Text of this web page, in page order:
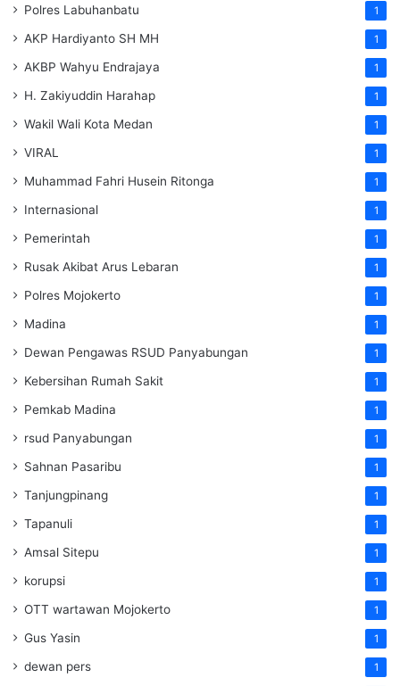
Polres Labuhanbatu 1
AKP Hardiyanto SH MH 1
AKBP Wahyu Endrajaya 1
H. Zakiyuddin Harahap 1
Wakil Wali Kota Medan 1
VIRAL 1
Muhammad Fahri Husein Ritonga 1
Internasional 1
Pemerintah 1
Rusak Akibat Arus Lebaran 1
Polres Mojokerto 1
Madina 1
Dewan Pengawas RSUD Panyabungan 1
Kebersihan Rumah Sakit 1
Pemkab Madina 1
rsud Panyabungan 1
Sahnan Pasaribu 1
Tanjungpinang 1
Tapanuli 1
Amsal Sitepu 1
korupsi 1
OTT wartawan Mojokerto 1
Gus Yasin 1
dewan pers 1